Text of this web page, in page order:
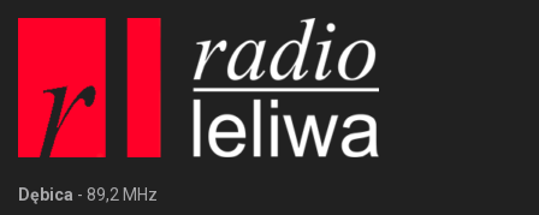
Dębica - 89,2 MHz